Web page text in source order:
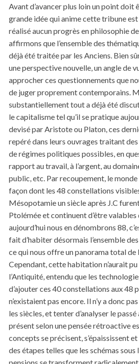
Avant d’avancer plus loin un point doit
grande idée qui anime cette tribune est
réalisé aucun progrès en philosophie
affirmons que l’ensemble des
déjà été traitée par les Anciens. Bien
une perspective nouvelle, un angle de
approcher ces questionnements que
de juger proprement contemporains.
substantiellement tout a déjà été
le capitalisme tel qu’il se pratique
devisé par Aristote ou Platon, ces
repéré dans leurs ouvrages traitant
de régimes politiques possibles, en
rapport au travail, à l’argent, au
public, etc. Par recoupement, le
façon dont les 48 constellations
Mésopotamie un siècle après J.C
Ptolémée et continuent d’être valables
aujourd’hui nous en dénombrons 88,
fait d’habiter désormais l’ensemble
ce qui nous offre un panorama total de
Cependant, cette habitation n’aurait pu
l’Antiquité, entendu que les
d’ajouter ces 40 constellations aux 48
n’existaient pas encore. Il n’y a donc
les siècles, et tenter d’analyser le
présent selon une pensée rétroactive
concepts se précisent, s’épaississent
des étapes telles que les schémas sous